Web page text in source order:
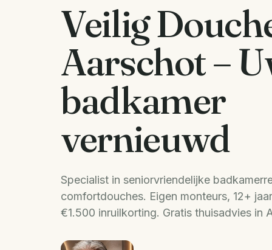
Veilig
Aarschot –
badkamer
vernieuwd
Specialist in seniorvriendelijke
comfortdouches. Eigen monteurs, 12+
€1.500 inruilkorting. Gratis thuisadvies in